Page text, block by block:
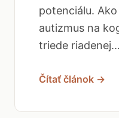
potenciálu.
autizmus na
triede riadenej...
Čítať článok →